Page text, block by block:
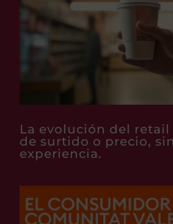
La evolución del retail
de surtido o precio,
experiencia.